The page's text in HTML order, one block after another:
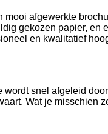
afgewerkte
gekozen papier, en
en kwalitatief
snel afgeleid
Wat je misschien